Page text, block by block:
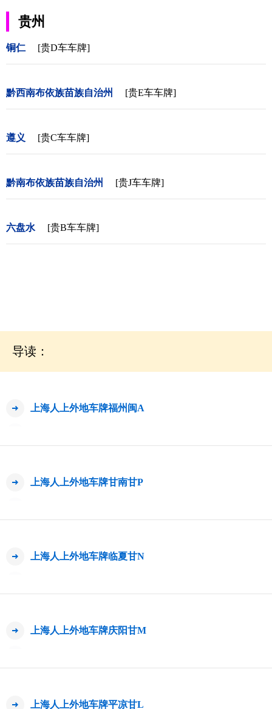
贵州
铜仁 [贵D车车牌]
黔西南布依族苗族自治州 [贵E车车牌]
遵义 [贵C车车牌]
黔南布依族苗族自治州 [贵J车车牌]
六盘水 [贵B车车牌]
导读：
上海人上外地车牌福州闽A
上海人上外地车牌甘南甘P
上海人上外地车牌临夏甘N
上海人上外地车牌庆阳甘M
上海人上外地车牌平凉甘L